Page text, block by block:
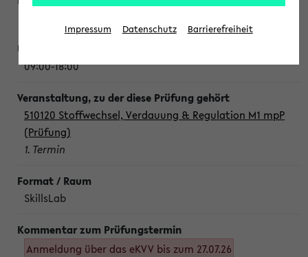
09:00-18:00
510120 Stoffwechsel, Verdauung & Regulation M1 mpP
(Prüfung)
1. Termin
SkillsLab
Anmeldung über das eKVV bis zum 27.07.26
Impressum Datenschutz Barrierefreiheit